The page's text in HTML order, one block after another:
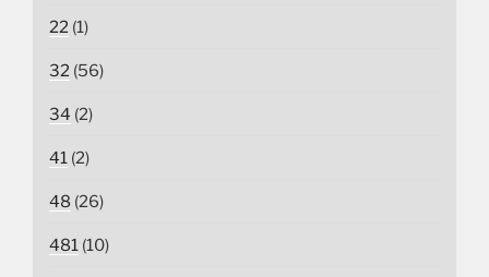
22 (1)
32 (56)
34 (2)
41 (2)
48 (26)
481 (10)